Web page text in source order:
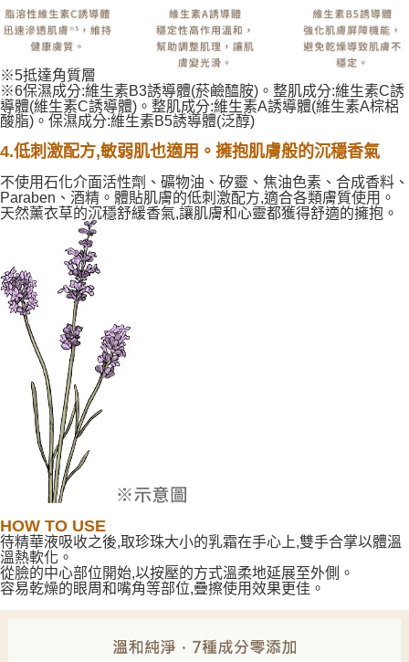
※5抵達角質層
※6保濕成分:維生素B3誘導體(菸鹼醯胺)。整肌成分:維生素C誘
導體(維生素C誘導體)。整肌成分:維生素A誘導體(維生素A棕梠
酸脂)。保濕成分:維生素B5誘導體(泛醇)
4.低刺激配方,敏弱肌也適用。擁抱肌膚般的沉穩香氣
不使用石化介面活性劑、礦物油、矽靈、焦油色素、合成香料、
Paraben、酒精。體貼肌膚的低刺激配方,適合各類膚質使用。
天然薰衣草的沉穩舒緩香氣,讓肌膚和心靈都獲得舒適的擁抱。
HOW TO USE
待精華液吸收之後,取珍珠大小的乳霜在手心上,雙手合掌以體溫
溫熱軟化。
從臉的中心部位開始,以按壓的方式溫柔地延展至外側。
容易乾燥的眼周和嘴角等部位,疊擦使用效果更佳。